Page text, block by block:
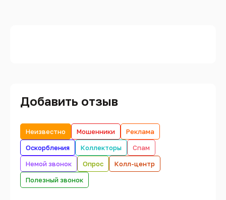
Добавить отзыв
Неизвестно Мошенники
Реклама
Оскорбления
Коллекторы
Спам
Немой звонок
Опрос
Колл-центр
Полезный звонок